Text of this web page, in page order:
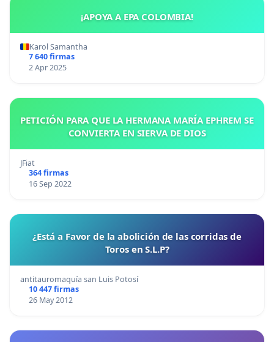
¡APOYA A EPA COLOMBIA!
Karol Samantha
7 640 firmas
2 Apr 2025
PETICIÓN PARA QUE LA HERMANA MARÍA EPHREM SE
CONVIERTA EN SIERVA DE DIOS
JFiat
364 firmas
16 Sep 2022
¿Está a Favor de la abolición de las corridas de
Toros en S.L.P?
antitauromaquía san Luis Potosí
10 447 firmas
26 May 2012